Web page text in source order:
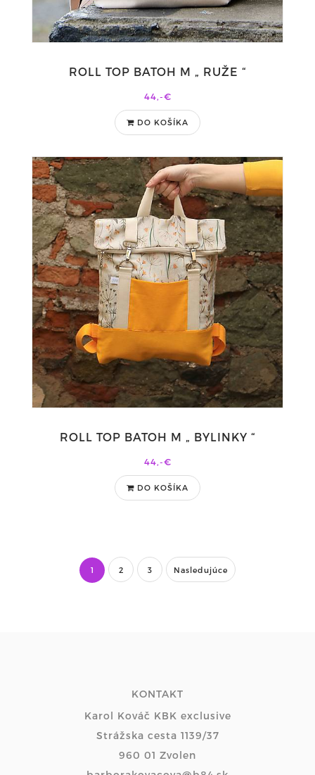
ROLL TOP BATOH M „ RUŽE “
44,-€
DO KOŠÍKA
ROLL TOP BATOH M „ BYLINKY “
44,-€
DO KOŠÍKA
1 2 3 Nasledujúce
KONTAKT
Karol Kováč KBK exclusive
Strážska cesta 1139/37
960 01 Zvolen